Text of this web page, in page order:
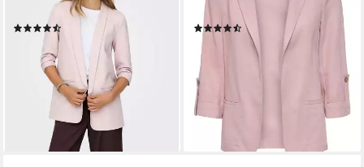
Materialmix, regular fit
ab 39,99 € 44,99 €
lieferbar - in 1-2 Werktagen bei dir
+5
CC TLR mit Leinen
(8)
34,99 € UVP 39,99 €
-13%
lieferbar - in 1-2 Werktagen bei dir